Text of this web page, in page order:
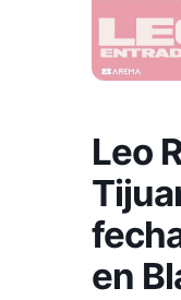
Leo
en